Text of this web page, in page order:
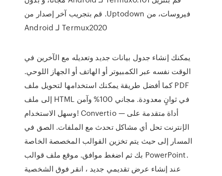
فيروسات، من Uptodown. قم بتجريب آخر إصدار من
Termux2020 لـ Android
يمكنك إنشاء جدول بيانات جديد وتعديله مع الآخرين في
الوقت نفسه عبر الكمبيوتر أو الهاتف أو الجهاز اللوحي.
كما أفضل طريقة يمكنك استخدامها لتحويل ملف PDF
إلى ملف HTML في ثوانٍ معدودة. مجاني 100% وآمن
وسهل الاستخدام! Convertio — أداة متقدمة على
الإنترنت تحل أي مشاكل تحدث مع الملفات. الصق في
المسار إلى حيث يتم تخزين القوالب المخصصة الخاصة
بك ثم اضغط موافق. موقع ملف قوالب PowerPoint.
عند إنشاء عرض تقديمي جديد ، انقر فوق الشخصية